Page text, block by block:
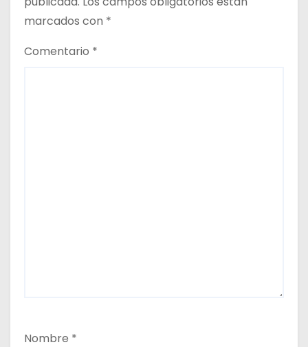
d
a
marcados con *
Comentario *
Nombre *